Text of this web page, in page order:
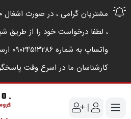
مشتریان گرامی ، در صورت
، لطفا درخواست خود را از طریق
کارشناسان ما در اسرع وقت
|